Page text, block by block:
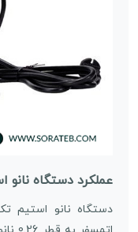
عملکرد دستگاه